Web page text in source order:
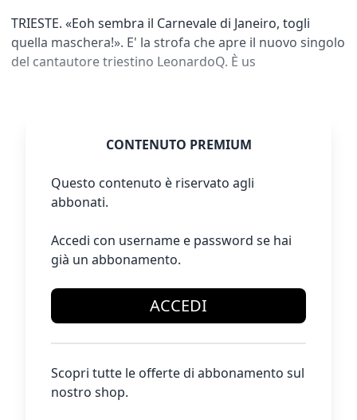
TRIESTE. «Eoh sembra il Carnevale di Janeiro, togli
quella maschera!». E' la strofa che apre il nuovo singolo
del cantautore triestino LeonardoQ. È us
CONTENUTO PREMIUM
Questo contenuto è riservato agli
abbonati.
Accedi con username e password se hai
già un abbonamento.
ACCEDI
Scopri tutte le offerte di abbonamento sul
nostro shop.